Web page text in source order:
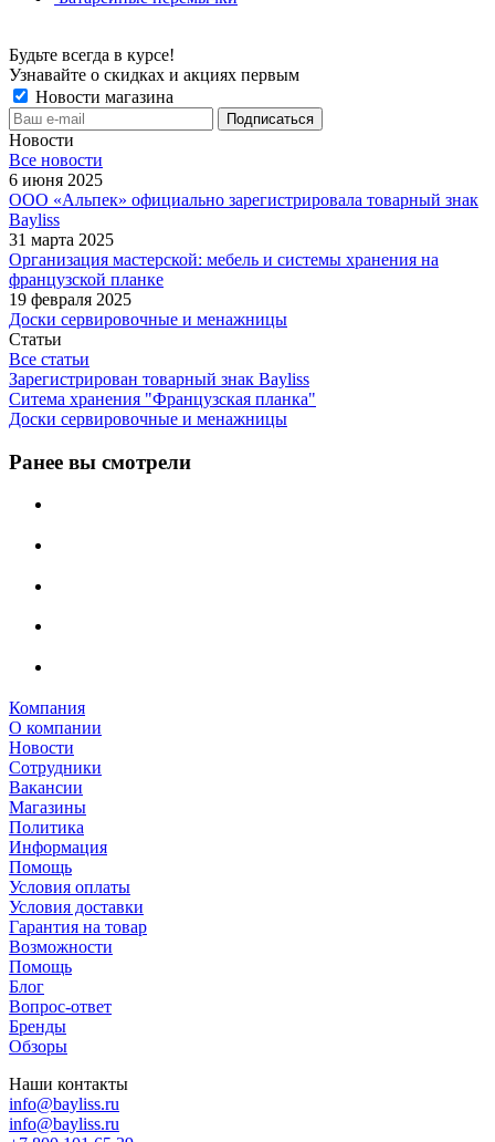
Будьте всегда в курсе!
Узнавайте о скидках и акциях первым
Новости магазина
Новости
Все новости
6 июня 2025
ООО «Альпек» официально зарегистрировала товарный знак
Bayliss
31 марта 2025
Организация мастерской: мебель и системы хранения на
французской планке
19 февраля 2025
Доски сервировочные и менажницы
Статьи
Все статьи
Зарегистрирован товарный знак Bayliss
Ситема хранения "Французская планка"
Доски сервировочные и менажницы
Ранее вы смотрели
Компания
О компании
Новости
Сотрудники
Вакансии
Магазины
Политика
Информация
Помощь
Условия оплаты
Условия доставки
Гарантия на товар
Возможности
Помощь
Блог
Вопрос-ответ
Бренды
Обзоры
Наши контакты
info@bayliss.ru
info@bayliss.ru